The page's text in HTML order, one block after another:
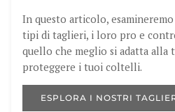
In questo articolo,
tipi di taglieri, i loro pro e
quello che meglio si adatta alla
proteggere i tuoi coltelli.
ESPLORA I NOSTRI